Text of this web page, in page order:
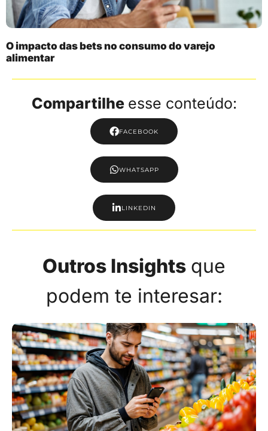
O impacto das bets no consumo do varejo
alimentar
Compartilhe esse conteúdo:
FACEBOOK
WHATSAPP
LINKEDIN
Outros Insights que
podem te interesar: